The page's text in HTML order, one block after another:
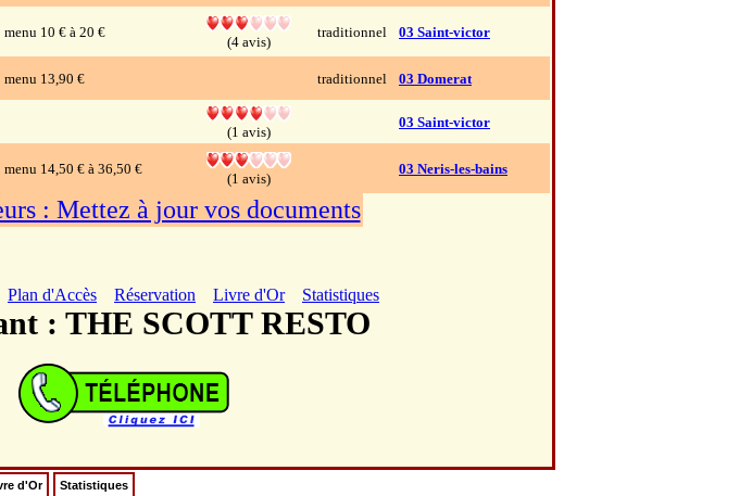
menu 10 € à 20 €
(4 avis)
traditionnel 03 Saint-victor
menu 13,90 € traditionnel 03 Domerat
(1 avis)
03 Saint-victor
menu 14,50 € à 36,50 €
(1 avis)
03 Neris-les-bains
: Mettez à jour vos documents
Plan d'Accès Réservation Livre d'Or Statistiques
: THE SCOTT RESTO
d'Or Statistiques